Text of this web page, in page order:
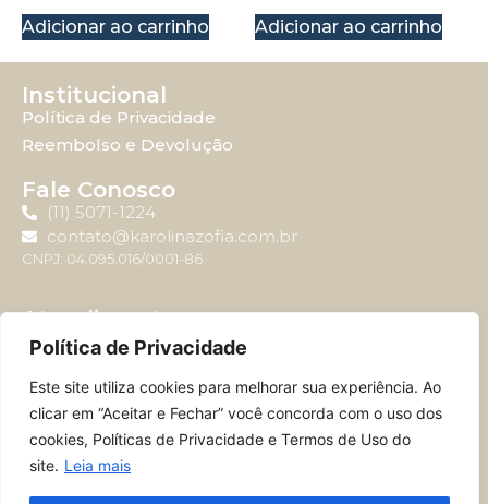
Política de Privacidade
Este site utiliza cookies para melhorar sua experiência. Ao
clicar em “Aceitar e Fechar” você concorda com o uso dos
cookies, Políticas de Privacidade e Termos de Uso do
site. Leia mais
Adicionar ao carrinho Adicionar ao carrinho
Institucional
Política de Privacidade
Reembolso e Devolução
Fale Conosco
(11) 5071-1224
contato@karolinazofia.com.br
CNPJ: 04.095.016/0001-86
Atendimento
Horário de atendimento: Segunda-feira à sexta-feira